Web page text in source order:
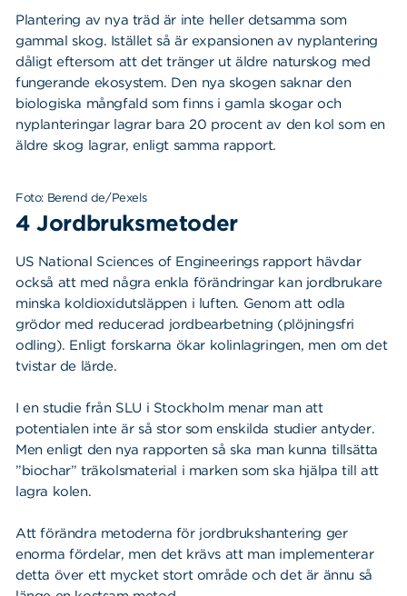
Plantering av nya träd är inte heller detsamma som
gammal skog. Istället så är expansionen av nyplantering
dåligt eftersom att det tränger ut äldre naturskog med
fungerande ekosystem. Den nya skogen saknar den
biologiska mångfald som finns i gamla skogar och
nyplanteringar lagrar bara 20 procent av den kol som en
äldre skog lagrar, enligt samma rapport.
Foto: Berend de/Pexels
4 Jordbruksmetoder
US National Sciences of Engineerings rapport hävdar
också att med några enkla förändringar kan jordbrukare
minska koldioxidutsläppen i luften. Genom att odla
grödor med reducerad jordbearbetning (plöjningsfri
odling). Enligt forskarna ökar kolinlagringen, men om det
tvistar de lärde.
I en studie från SLU i Stockholm menar man att
potentialen inte är så stor som enskilda studier antyder.
Men enligt den nya rapporten så ska man kunna tillsätta
”biochar” träkolsmaterial i marken som ska hjälpa till att
lagra kolen.
Att förändra metoderna för jordbrukshantering ger
enorma fördelar, men det krävs att man implementerar
detta över ett mycket stort område och det är ännu så